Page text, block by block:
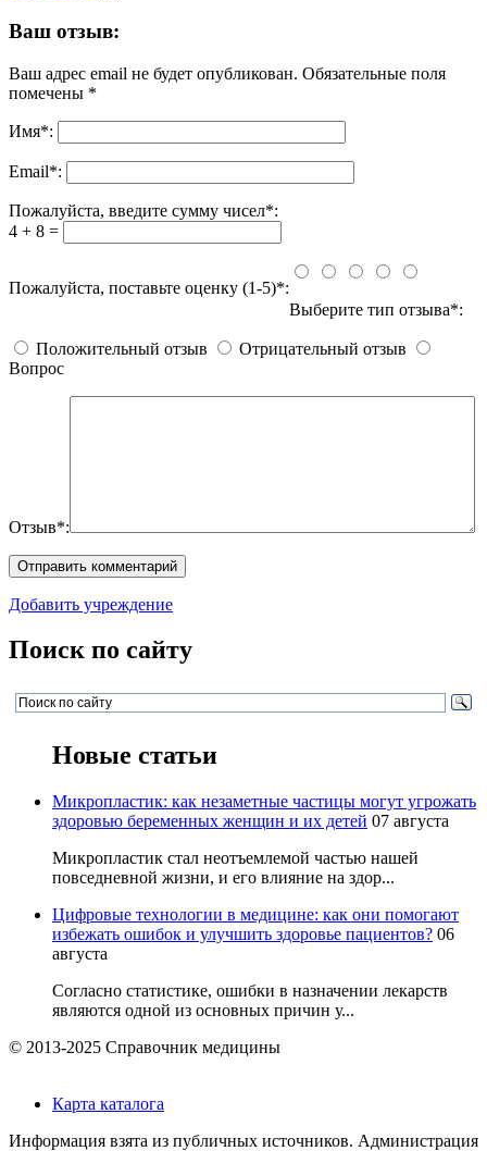
Ваш отзыв:
Ваш адрес email не будет опубликован. Обязательные поля
помечены *
Имя*:
Email*:
Пожалуйста, введите сумму чисел*:
4 + 8 =
Пожалуйста, поставьте оценку (1-5)*:
Выберите тип отзыва*:
Положительный отзыв
Отрицательный отзыв
Вопрос
Отзыв*:
Добавить учреждение
Поиск по сайту
Новые статьи
Микропластик: как незаметные частицы могут угрожать
здоровью беременных женщин и их детей 07 августа
Микропластик стал неотъемлемой частью нашей
повседневной жизни, и его влияние на здор...
Цифровые технологии в медицине: как они помогают
избежать ошибок и улучшить здоровье пациентов? 06
августа
Согласно статистике, ошибки в назначении лекарств
являются одной из основных причин у...
© 2013-2025 Справочник медицины
Карта каталога
Информация взята из публичных источников. Администрация